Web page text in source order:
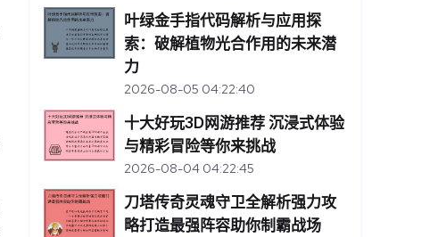
叶绿金手指代码解析与应用探
索：破解植物光合作用的未来潜
力
2026-08-05 04:22:40
十大好玩3D网游推荐 沉浸式体验
与精彩冒险等你来挑战
2026-08-04 04:22:45
刀塔传奇灵魂守卫全解析强力攻
略打造最强阵容助你制霸战场